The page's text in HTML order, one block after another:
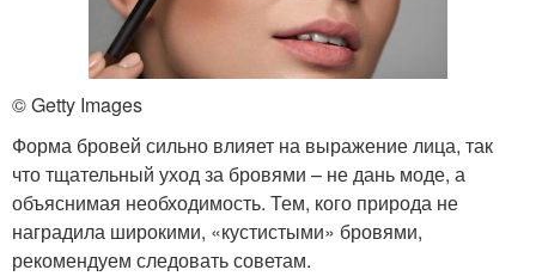
© Getty Images
Форма бровей сильно влияет на выражение лица, так
что тщательный уход за бровями – не дань моде, а
объяснимая необходимость. Тем, кого природа не
наградила широкими, «кустистыми» бровями,
рекомендуем следовать советам.